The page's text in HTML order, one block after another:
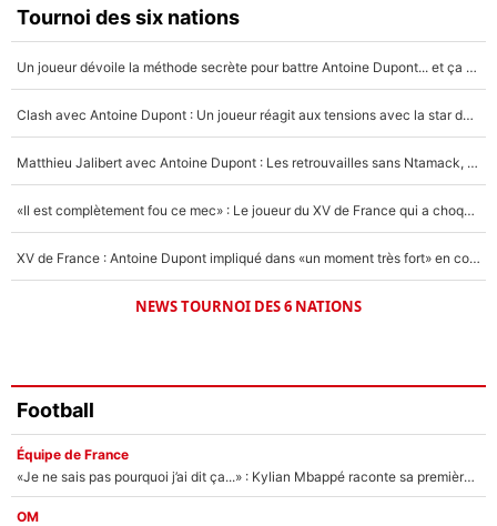
Faris Moumbagna
4%
Un autre joueur
5%
Tournoi des six nations
Un joueur dévoile la méthode secrète pour battre Antoine Dupont... et ça marche !
Clash avec Antoine Dupont : Un joueur réagit aux tensions avec la star du XV de France !
Matthieu Jalibert avec Antoine Dupont : Les retrouvailles sans Ntamack, «il y a eu des discussions»
«Il est complètement fou ce mec» : Le joueur du XV de France qui a choqué Matthieu Jalibert !
XV de France : Antoine Dupont impliqué dans «un moment très fort» en coulisses
NEWS TOURNOI DES 6 NATIONS
Football
Équipe de France
«Je ne sais pas pourquoi j’ai dit ça...» : Kylian Mbappé raconte sa première rencontre avec Zinédine Zidane (et c’est très drôle)
OM